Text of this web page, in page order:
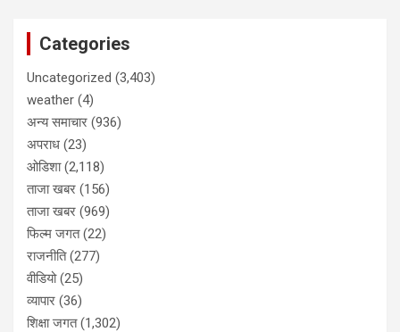
Categories
Uncategorized (3,403)
weather (4)
अन्य समाचार (936)
अपराध (23)
ओडिशा(2,118)
ताजा खबर (156)
ताजा खबर (969)
फिल्म जगत(22)
राजनीति(277)
वीडियो(25)
व्यापार (36)
शिक्षा जगत(1,302)